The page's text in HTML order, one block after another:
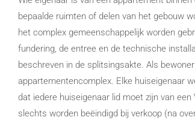
bepaalde ruimten of delen van het gebouw
het complex gemeenschappelijk worden
fundering, de entree en de technische
beschreven in de splitsingsakte. Als
appartementencomplex. Elke huiseigenaar
dat iedere huiseigenaar lid moet zijn van
slechts worden beëindigd bij verkoop (na